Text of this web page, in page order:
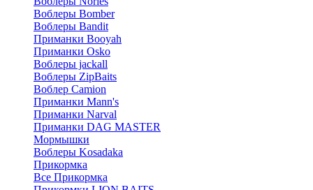
Воблеры Bomber
Воблеры Bandit
Приманки Booyah
Приманки Osko
Воблеры jackall
Воблеры ZipBaits
Воблер Camion
Приманки Mann's
Приманки Narval
Приманки DAG MASTER
Мормышки
Воблеры Kosadaka
Прикормка
Все Прикормка